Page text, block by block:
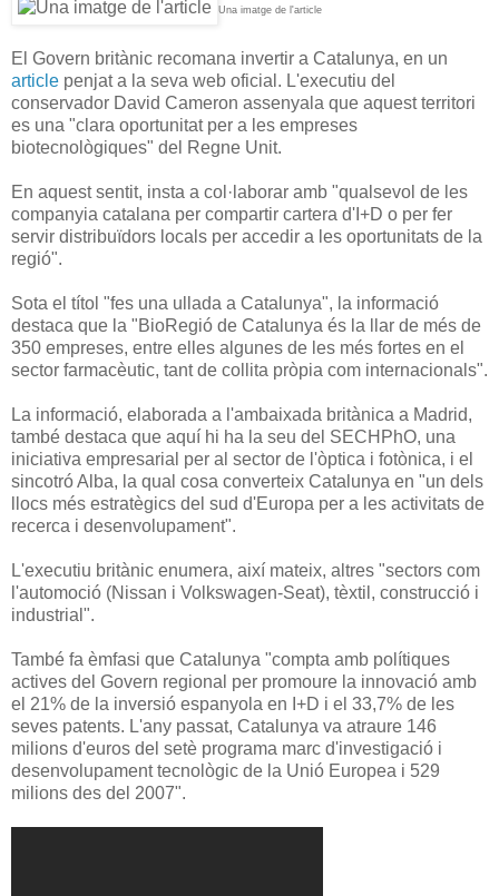
Una imatge de l'article
El Govern britànic recomana invertir a Catalunya, en un
article penjat a la seva web oficial. L'executiu del
conservador David Cameron assenyala que aquest territori
es una "clara oportunitat per a les empreses
biotecnològiques" del Regne Unit.
En aquest sentit, insta a col·laborar amb "qualsevol de les
companyia catalana per compartir cartera d'I+D o per fer
servir distribuïdors locals per accedir a les oportunitats de la
regió".
Sota el títol "fes una ullada a Catalunya", la informació
destaca que la "BioRegió de Catalunya és la llar de més de
350 empreses, entre elles algunes de les més fortes en el
sector farmacèutic, tant de collita pròpia com internacionals".
La informació, elaborada a l'ambaixada britànica a Madrid,
també destaca que aquí hi ha la seu del SECHPhO, una
iniciativa empresarial per al sector de l'òptica i fotònica, i el
sincotró Alba, la qual cosa converteix Catalunya en "un dels
llocs més estratègics del sud d'Europa per a les activitats de
recerca i desenvolupament".
L'executiu britànic enumera, així mateix, altres "sectors com
l'automoció (Nissan i Volkswagen-Seat), tèxtil, construcció i
industrial".
També fa èmfasi que Catalunya "compta amb polítiques
actives del Govern regional per promoure la innovació amb
el 21% de la inversió espanyola en I+D i el 33,7% de les
seves patents. L'any passat, Catalunya va atraure 146
milions d'euros del setè programa marc d'investigació i
desenvolupament tecnològic de la Unió Europea i 529
milions des del 2007".